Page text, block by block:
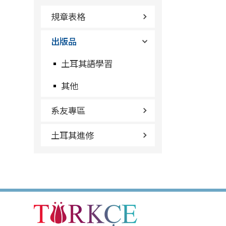
規章表格
出版品
土耳其語學習
其他
系友專區
土耳其進修